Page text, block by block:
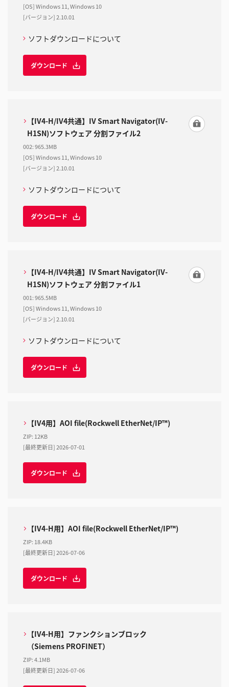
[OS] Windows 11, Windows 10
[バージョン] 2.10.01
ソフトダウンロードについて
ダウンロード
【IV4-H/IV4共通】IV Smart Navigator(IV-
H1SN)ソフトウェア 分割ファイル2
002:965.3MB
[OS] Windows 11, Windows 10
[バージョン] 2.10.01
ソフトダウンロードについて
ダウンロード
【IV4-H/IV4共通】IV Smart Navigator(IV-
H1SN)ソフトウェア 分割ファイル1
001:965.5MB
[OS] Windows 11, Windows 10
[バージョン] 2.10.01
ソフトダウンロードについて
ダウンロード
【IV4用】AOI file(Rockwell EtherNet/IP™)
ZIP: 12KB
[最終更新日] 2026-07-01
ダウンロード
【IV4-H用】AOI file(Rockwell EtherNet/IP™)
ZIP: 18.4KB
[最終更新日] 2026-07-06
ダウンロード
【IV4-H用】ファンクションブロック
（Siemens PROFINET）
ZIP:4.1MB
[最終更新日] 2026-07-06